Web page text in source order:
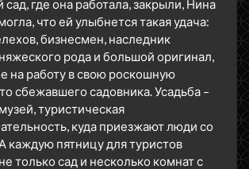
сад, где она работала, закрыли, Нина
что ей улыбнется такая удача:
бизнесмен, наследник
рода и большой оригинал,
на работу в свою роскошную
сбежавшего садовника. Усадьба –
туристическая
куда приезжают люди со
каждую пятницу для туристов
только сад и несколько комнат с